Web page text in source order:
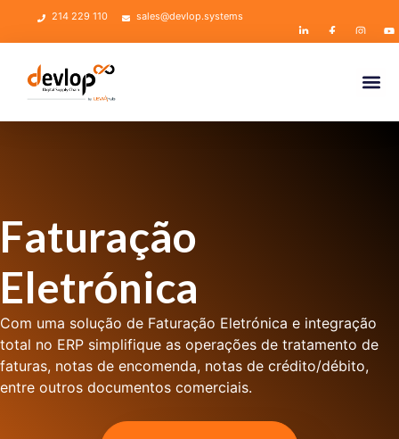
214 229 110 sales@devlop.systems
Faturação
Eletrónica
Com uma solução de Faturação Eletrónica e integração
total no ERP simplifique as operações de tratamento de
faturas, notas de encomenda, notas de crédito/débito,
entre outros documentos comerciais.